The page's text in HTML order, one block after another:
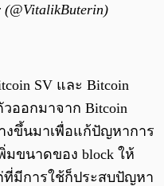
SV และ Bitcoin
ออกมาจาก Bitcoin
งขึ้นมาเพื่อแก้ปัญหาการ
มขนาดของ block ให้
มีการใช้ก็ประสบปัญหา